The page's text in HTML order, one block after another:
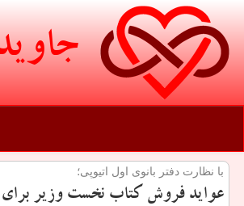
با نظارت دفتر بانوی اول اتیوپی؛
عواید فروش كتاب نخست وزیر